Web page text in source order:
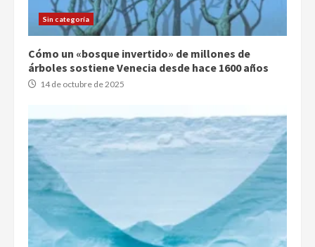
Sin categoría
Cómo un «bosque invertido» de millones de
árboles sostiene Venecia desde hace 1600 años
14 de octubre de 2025